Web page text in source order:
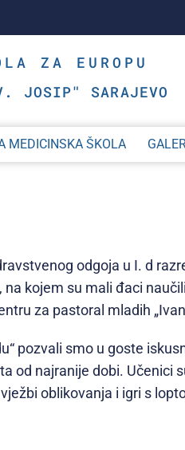
ZA EUROPU
JOSIP" SARAJEVO
MEDICINSKA ŠKOLA
odgoja u I. d
kojem su mali đaci
za pastoral mladih
pozvali smo u goste
od najranije dobi. Učenici
oblikovanja i igri s